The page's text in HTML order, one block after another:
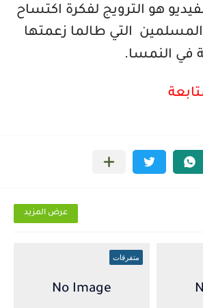
هو الترويج لفكرة اكتساح
التي طالما زعمتها
في النمسا.
عرض المزيد
متفرقات